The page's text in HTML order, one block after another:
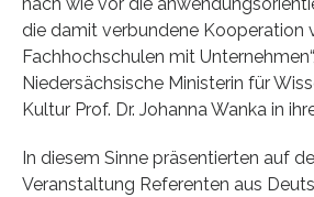
die damit verbundene Kooperation
Fachhochschulen mit
Niedersächsische Ministerin für
Kultur Prof. Dr. Johanna Wanka in
In diesem Sinne präsentierten auf
Veranstaltung Referenten aus